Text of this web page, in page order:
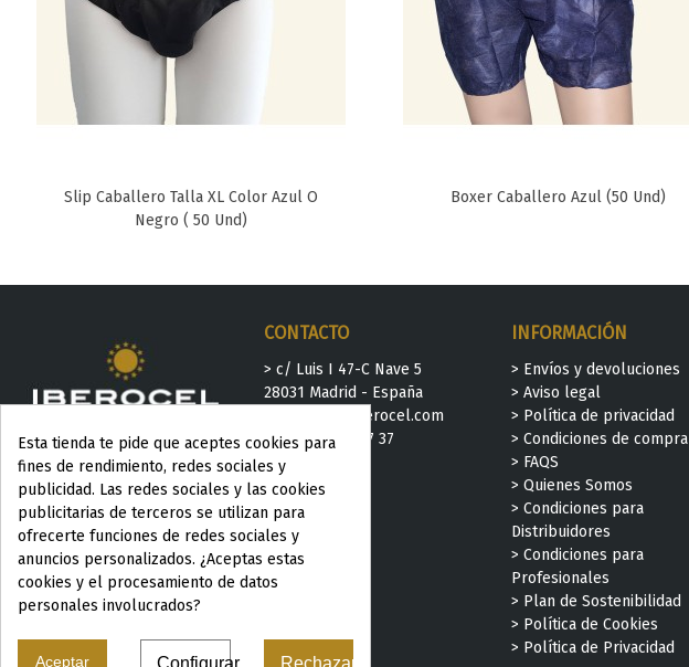
Favorito
Slip Caballero Talla XL Color Azul O
Negro ( 50 Und)
Favorito
Boxer Caballero Azul (50 Und)
CONTACTO
> c/ Luis I 47-C Nave 5
28031 Madrid - España
iberocel@iberocel.com
>+ 34 91 778 37 37
INFORMACIÓN
> Envíos y devoluciones
> Aviso legal
> Política de privacidad
> Condiciones de compra
> FAQS
> Quienes Somos
> Condiciones para
Distribuidores
> Condiciones para
Profesionales
> Plan de Sostenibilidad
> Política de Cookies
> Política de Privacidad
Esta tienda te pide que aceptes cookies para
fines de rendimiento, redes sociales y
publicidad. Las redes sociales y las cookies
publicitarias de terceros se utilizan para
ofrecerte funciones de redes sociales y
anuncios personalizados. ¿Aceptas estas
cookies y el procesamiento de datos
personales involucrados?
Aceptar Configurar Rechazar